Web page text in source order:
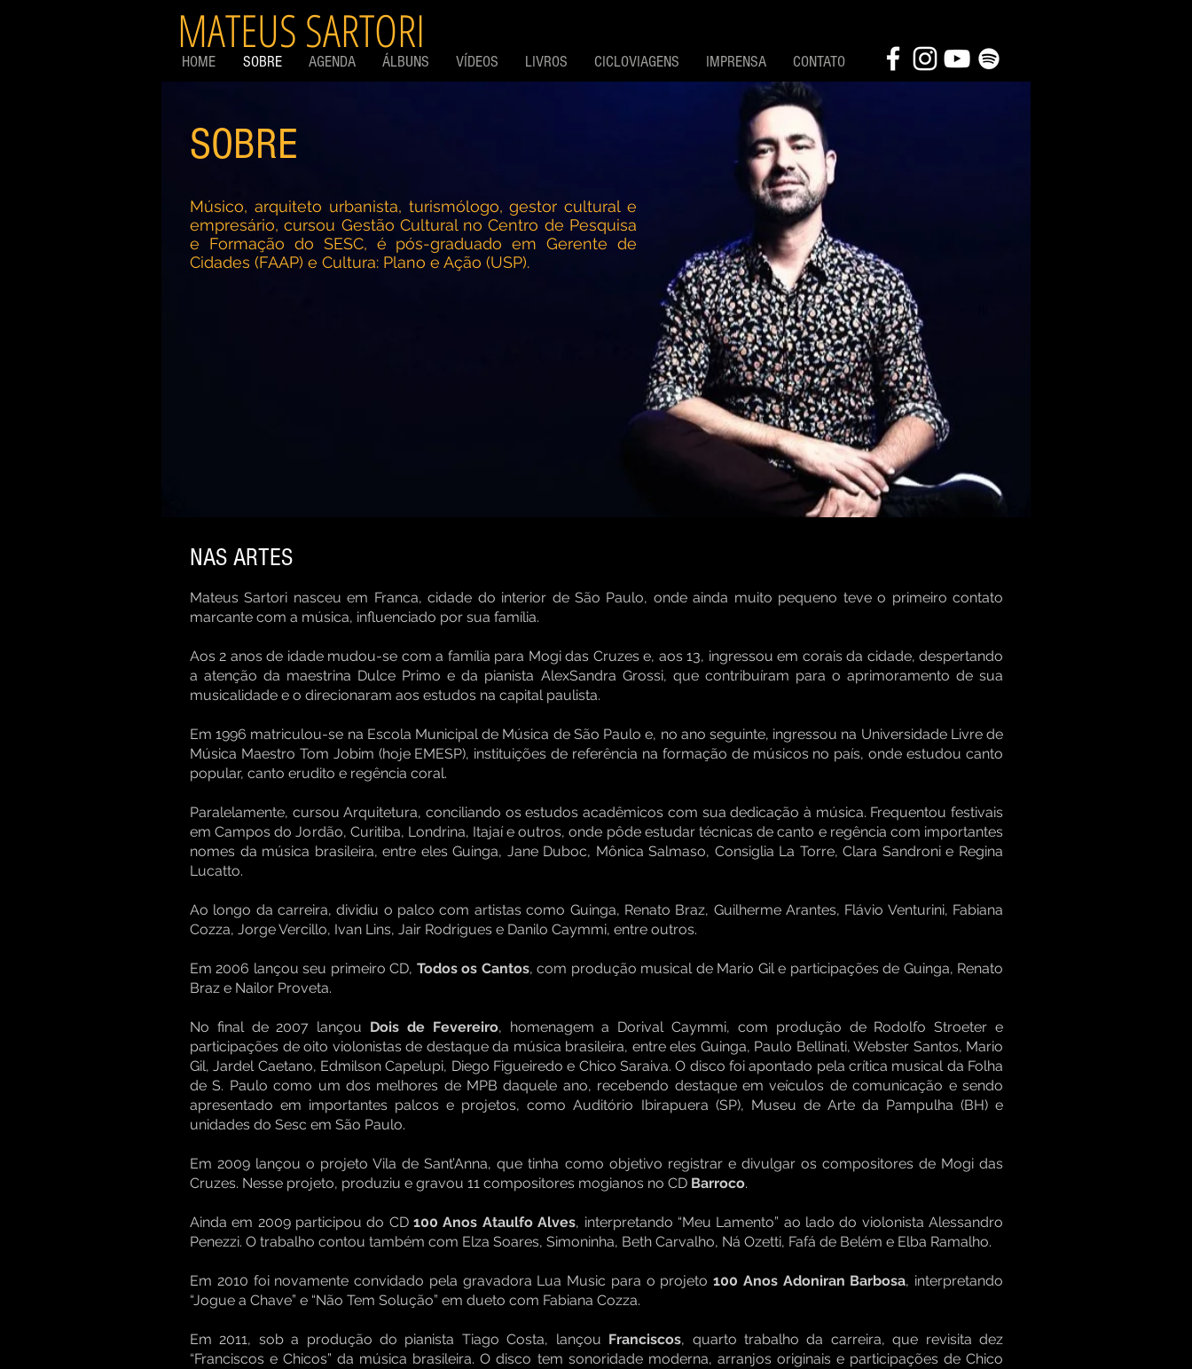
HOME SOBRE AGENDA ÁLBUNS VÍDEOS LIVROS CICLOVIAGENS IMPRENSA CONTATO
MATEUS SARTORI
SOBRE
Músico, arquiteto urbanista, turismólogo, gestor cultural e
empresário, cursou Gestão Cultural no Centro de Pesquisa
e Formação do SESC, é pós-graduado em Gerente de
Cidades (FAAP) e Cultura: Plano e Ação (USP).
NAS ARTES
Mateus Sartori nasceu em Franca, cidade do interior de São Paulo, onde ainda muito pequeno teve o primeiro contato
marcante com a música, influenciado por sua família.
Aos 2 anos de idade mudou-se com a família para Mogi das Cruzes e, aos 13, ingressou em corais da cidade, despertando
a atenção da maestrina Dulce Primo e da pianista AlexSandra Grossi, que contribuíram para o aprimoramento de sua
musicalidade e o direcionaram aos estudos na capital paulista.
Em 1996 matriculou-se na Escola Municipal de Música de São Paulo e, no ano seguinte, ingressou na Universidade Livre de
Música Maestro Tom Jobim (hoje EMESP), instituições de referência na formação de músicos no país, onde estudou canto
popular, canto erudito e regência coral.
Paralelamente, cursou Arquitetura, conciliando os estudos acadêmicos com sua dedicação à música. Frequentou festivais
em Campos do Jordão, Curitiba, Londrina, Itajaí e outros, onde pôde estudar técnicas de canto e regência com importantes
nomes da música brasileira, entre eles Guinga, Jane Duboc, Mônica Salmaso, Consiglia La Torre, Clara Sandroni e Regina
Lucatto.
Ao longo da carreira, dividiu o palco com artistas como Guinga, Renato Braz, Guilherme Arantes, Flávio Venturini, Fabiana
Cozza, Jorge Vercillo, Ivan Lins, Jair Rodrigues e Danilo Caymmi, entre outros.
Em 2006 lançou seu primeiro CD, Todos os Cantos, com produção musical de Mario Gil e participações de Guinga, Renato
Braz e Nailor Proveta.
No final de 2007 lançou Dois de Fevereiro, homenagem a Dorival Caymmi, com produção de Rodolfo Stroeter e
participações de oito violonistas de destaque da música brasileira, entre eles Guinga, Paulo Bellinati, Webster Santos, Mario
Gil, Jardel Caetano, Edmilson Capelupi, Diego Figueiredo e Chico Saraiva. O disco foi apontado pela crítica musical da Folha
de S. Paulo como um dos melhores de MPB daquele ano, recebendo destaque em veículos de comunicação e sendo
apresentado em importantes palcos e projetos, como Auditório Ibirapuera (SP), Museu de Arte da Pampulha (BH) e
unidades do Sesc em São Paulo.
Em 2009 lançou o projeto Vila de Sant’Anna, que tinha como objetivo registrar e divulgar os compositores de Mogi das
Cruzes. Nesse projeto, produziu e gravou 11 compositores mogianos no CD Barroco.
Ainda em 2009 participou do CD100 Anos Ataulfo Alves, interpretando “Meu Lamento” ao lado do violonista Alessandro
Penezzi. O trabalho contou também com Elza Soares, Simoninha, Beth Carvalho, Ná Ozetti, Fafá de Belém e Elba Ramalho.
Em 2010 foi novamente convidado pela gravadora Lua Music para o projeto 100 Anos Adoniran Barbosa, interpretando
“Jogue a Chave” e “Não Tem Solução” em dueto com Fabiana Cozza.
Em 2011, sob a produção do pianista Tiago Costa, lançou Franciscos, quarto trabalho da carreira, que revisita dez
“Franciscos e Chicos” da música brasileira. O disco tem sonoridade moderna, arranjos originais e participações de Chico